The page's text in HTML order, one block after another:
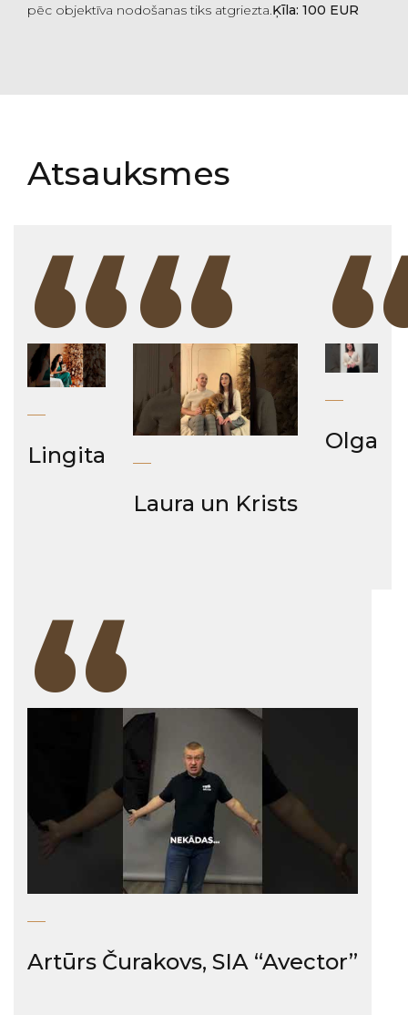
pēc objektīva nodošanas tiks atgriezta. Ķīla: 100 EUR
Atsauksmes
“
Lingita “
Laura un Krists
Olga
“
Artūrs Čurakovs, SIA “Avector”